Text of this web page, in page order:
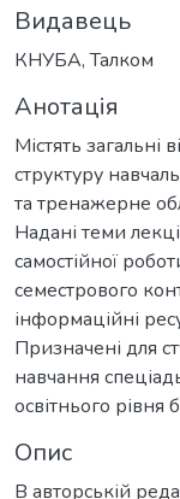
Видавець
КНУБА, Талком
Анотація
Містять загальні
структуру
та тренажерне
Надані теми
самостійної
семестрового
інформаційні
Призначені для
навчання
освітнього рівня
Опис
В авторській